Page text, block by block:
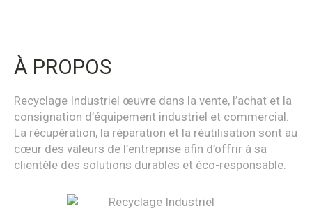
À PROPOS
Recyclage Industriel œuvre dans la vente, l’achat et la
consignation d’équipement industriel et commercial.
La récupération, la réparation et la réutilisation sont au
cœur des valeurs de l’entreprise afin d’offrir à sa
clientèle des solutions durables et éco-responsable.